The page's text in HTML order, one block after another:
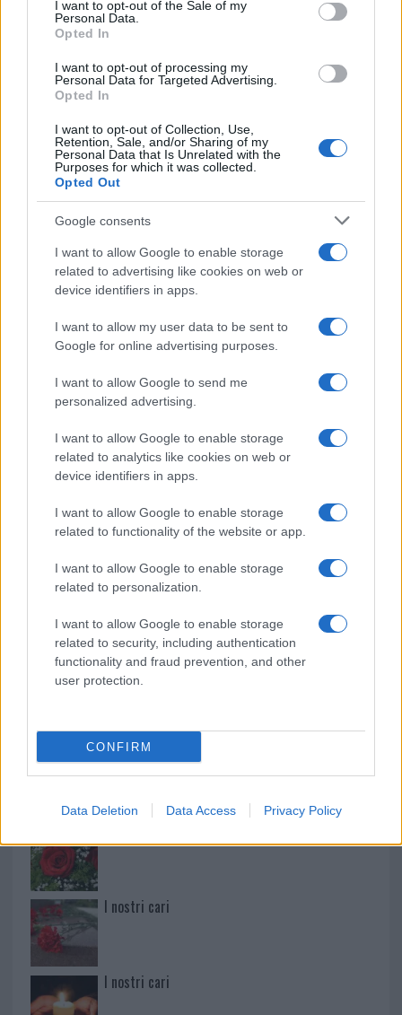
I want to opt-out of the Sale of my
Personal Data.
Opted In
I want to opt-out of processing my
Personal Data for Targeted Advertising.
Opted In
I want to opt-out of Collection, Use,
Retention, Sale, and/or Sharing of my
Personal Data that Is Unrelated with the
Purposes for which it was collected.
Opted Out
Google consents
I want to allow Google to enable storage
related to advertising like cookies on web or
device identifiers in apps.
I want to allow my user data to be sent to
Google for online advertising purposes.
I want to allow Google to send me
personalized advertising.
I want to allow Google to enable storage
related to analytics like cookies on web or
device identifiers in apps.
I want to allow Google to enable storage
related to functionality of the website or app.
I want to allow Google to enable storage
related to personalization.
I want to allow Google to enable storage
related to security, including authentication
functionality and fraud prevention, and other
user protection.
CONFIRM
Data Deletion Data Access Privacy Policy
accoglienza minori chiude
Olbia, divieto di sosta contro spaccio e degrado:
esplode la protesta
Pausa caffè impeccabile: come scegliere la
soluzione ideale per la casa e l’ufficio
Monte Pino, la fine di un lungo dolore: storia e
rinascita della strada che segnò la Gallura
Raid nelle campagne di Berchidda, rischio per
la rete elettrica
Mario Malu
Paolo Pinna
Martina Agostina Diturco
I nostri cari
I nostri cari